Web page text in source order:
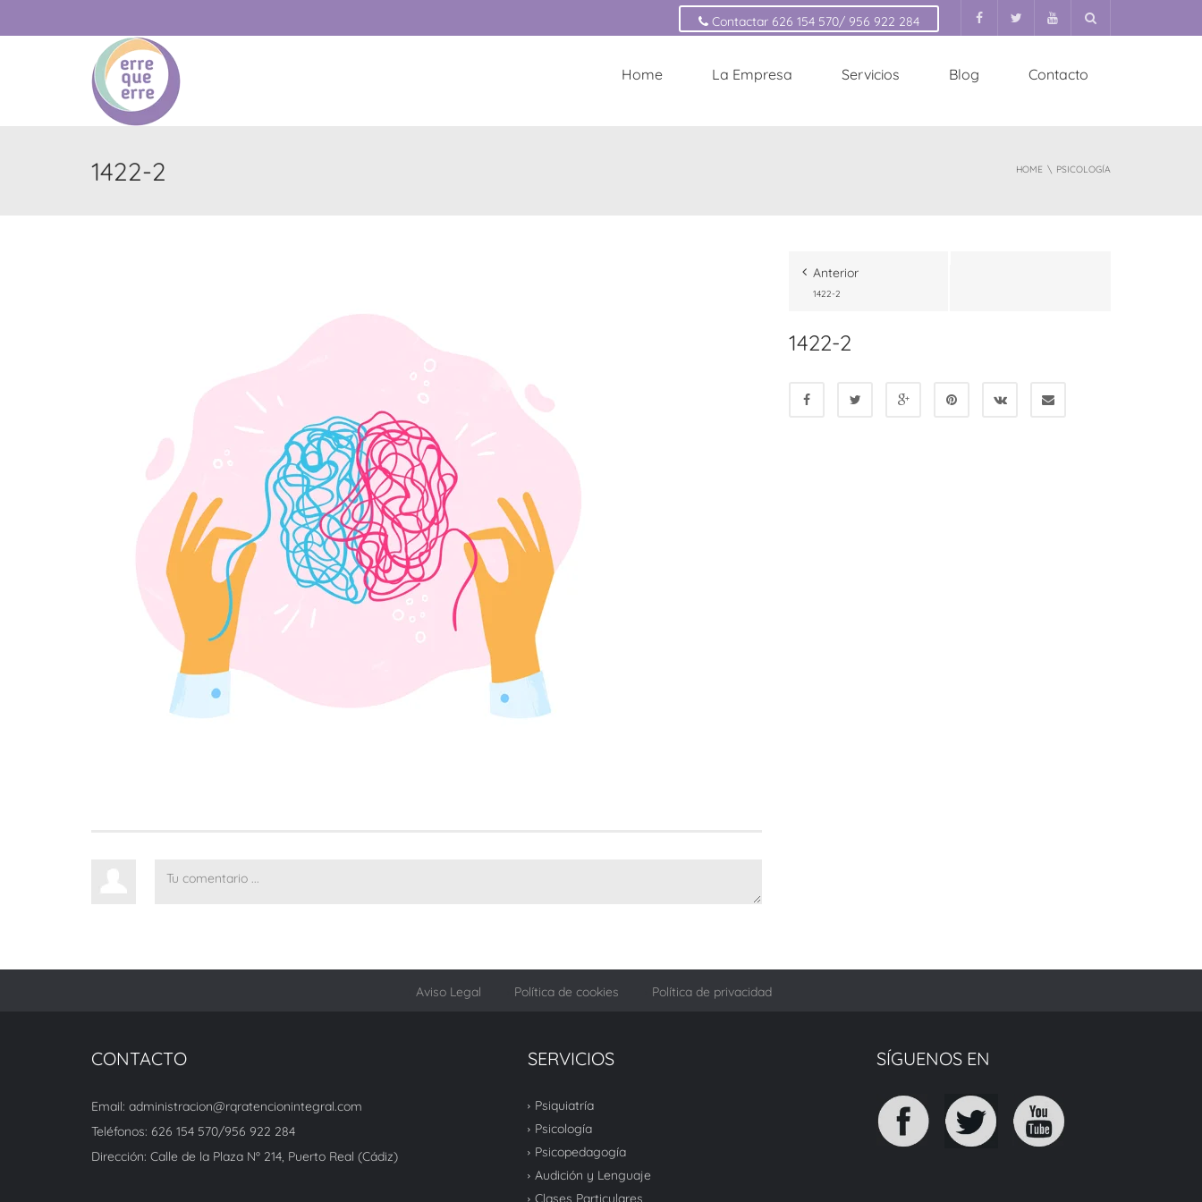
Contactar 626 154 570/ 956 922 284
Home La Empresa Servicios Blog Contacto
1422-2 HOME PSICOLOGÍA
Anterior
1422-2
1422-2
Aviso Legal Política de cookies Política de privacidad
CONTACTO
Email: administracion@rqratencionintegral.com
Teléfonos: 626 154 570/956 922 284
Dirección: Calle de la Plaza Nº 214, Puerto Real (Cádiz)
SERVICIOS
Psiquiatría
Psicología
Psicopedagogía
Audición y Lenguaje
SÍGUENOS EN